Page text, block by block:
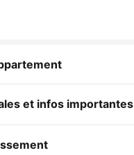
et infos importantes